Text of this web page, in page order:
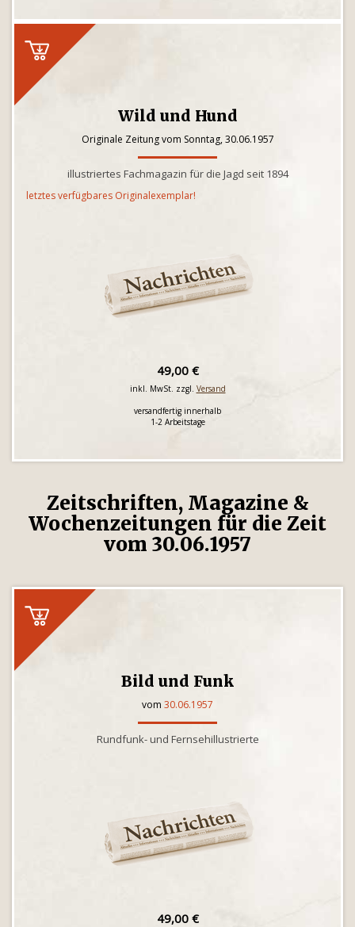
Wild und Hund
Originale Zeitung vom Sonntag, 30.06.1957
illustriertes Fachmagazin für die Jagd seit 1894
letztes verfügbares Originalexemplar!
49,00 €
inkl. MwSt. zzgl. Versand
versandfertig innerhalb
1-2 Arbeitstage
Zeitschriften, Magazine &
Wochenzeitungen für die Zeit
vom 30.06.1957
Bild und Funk
vom 30.06.1957
Rundfunk- und Fernsehillustrierte
49,00 €